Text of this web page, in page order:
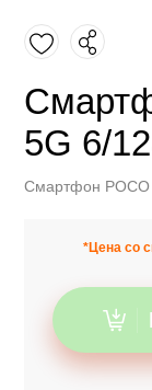
5G 6/
Смартфон POCO
*Цена со